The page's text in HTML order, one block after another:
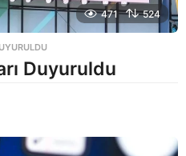
471 524
Duyuruldu